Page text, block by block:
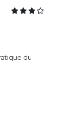
du